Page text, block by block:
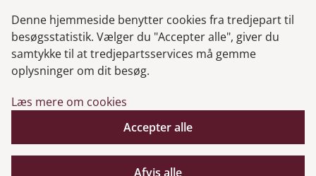
Genveje
Gå til virksomhedsregisteret
Gå til selskabsmeddelelser
Denne hjemmeside benytter cookies fra tredjepart til
besøgsstatistik. Vælger du "Accepter alle", giver du
samtykke til at tredjepartsservices må gemme
oplysninger om dit besøg.
Læs mere om cookies
Accepter alle
Afvis alle